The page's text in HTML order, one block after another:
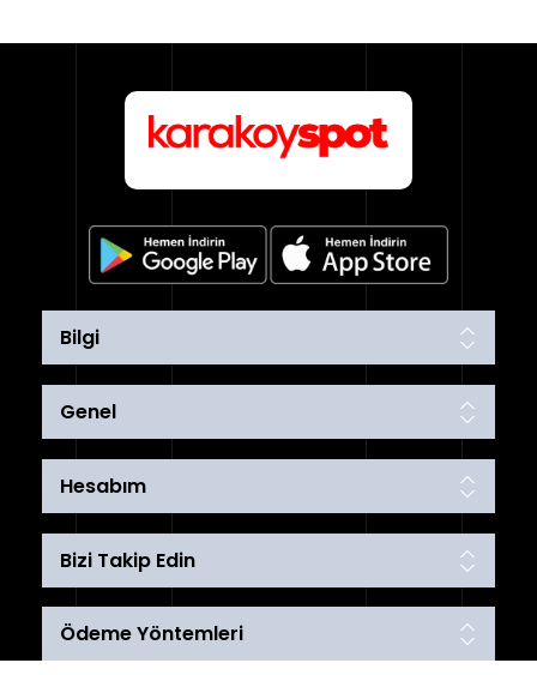
Bilgi
Genel
Hesabım
Bizi Takip Edin
Ödeme Yöntemleri